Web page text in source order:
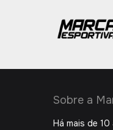
Sobre a
Há mais de